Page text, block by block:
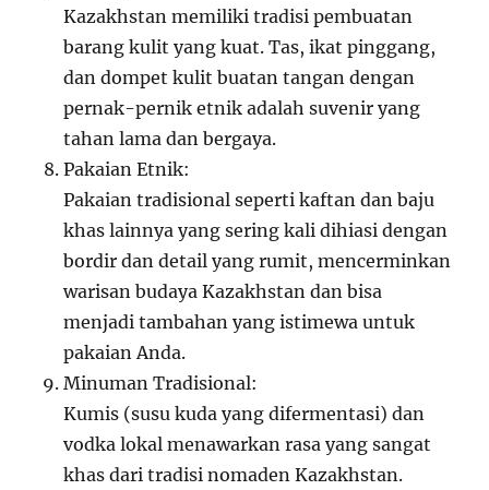
Kazakhstan memiliki tradisi pembuatan
barang kulit yang kuat. Tas, ikat pinggang,
dan dompet kulit buatan tangan dengan
pernak-pernik etnik adalah suvenir yang
tahan lama dan bergaya.
Pakaian Etnik:
Pakaian tradisional seperti kaftan dan baju
khas lainnya yang sering kali dihiasi dengan
bordir dan detail yang rumit, mencerminkan
warisan budaya Kazakhstan dan bisa
menjadi tambahan yang istimewa untuk
pakaian Anda.
Minuman Tradisional:
Kumis (susu kuda yang difermentasi) dan
vodka lokal menawarkan rasa yang sangat
khas dari tradisi nomaden Kazakhstan.